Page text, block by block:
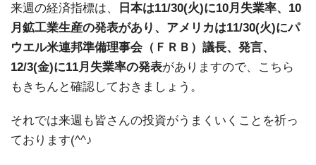
来週の経済指標は、
日本は11/30(火)に10月失業率、10
月鉱工業生産の発表があり、アメリカは11/30(火)にパ
ウエル米連邦準備理事会（ＦＲＢ）議長、発言、
12/3(金)に11月失業率の発表がありますので、こちら
もきちんと確認しておきましょう。
それでは来週も皆さんの投資がうまくいくことを祈っ
ております(^^♪